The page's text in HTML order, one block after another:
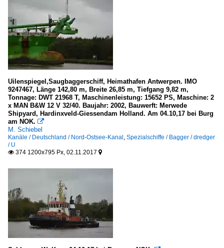
Uilenspiegel,Saugbaggerschiff, Heimathafen Antwerpen. IMO
9247467, Länge 142,80 m, Breite 26,85 m, Tiefgang 9,82 m,
Tonnage: DWT 21968 T, Maschinenleistung: 15652 PS, Maschine: 2
x MAN B&W 12 V 32/40. Baujahr: 2002, Bauwerft: Merwede
Shipyard, Hardinxveld-Giessendam Holland. Am 04.10,17 bei Burg
am NOK. 
M. Schiebel
Kanäle / Deutschland / Nord-Ostsee-Kanal Spezialschiffe / Bagger / dredger
/ U
 374 1200x795 Px, 02.11.2017 